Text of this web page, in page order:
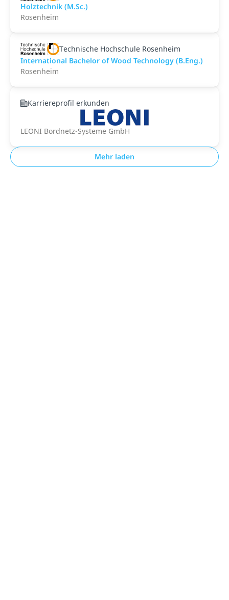
Holztechnik (M.Sc.)
Rosenheim
Technische Hochschule Rosenheim
International Bachelor of Wood Technology (B.Eng.)
Rosenheim
Karriereprofil erkunden
LEONI Bordnetz-Systeme GmbH
Mehr laden